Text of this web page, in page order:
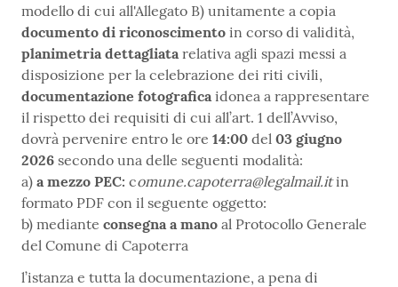
modello di cui all'Allegato B) unitamente a copia
documento di riconoscimento in corso di validità,
planimetria dettagliata relativa agli spazi messi a
disposizione per la celebrazione dei riti civili,
documentazione fotografica idonea a rappresentare
il rispetto dei requisiti di cui all’art. 1 dell’Avviso,
dovrà pervenire entro le ore 14:00 del 03 giugno
2026 secondo una delle seguenti modalità:
a) a mezzo PEC: comune.capoterra@legalmail.itin
formato PDF con il seguente oggetto:
b) mediante consegna a mano al Protocollo Generale
del Comune di Capoterra
l’istanza e tutta la documentazione, a pena di